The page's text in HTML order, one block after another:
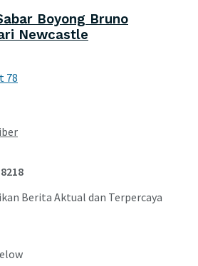
Boyong Bruno
Newcastle
78
Berita Aktual dan Terpercaya